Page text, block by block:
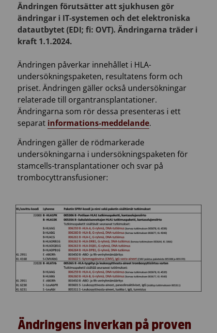
Ändringen förutsätter att sjukhusen gör
ändringar i IT-systemen och det elektroniska
datautbytet (EDI; fi: OVT). Ändringarna träder i
kraft 1.1.2024.
Ändringen påverkar innehållet i HLA-
undersökningspaketen, resultatens form och
priset. Ändringen gäller också undersökningar
relaterade till organtransplantationer.
Ändringarna som rör dessa presenteras i ett
separat informations-meddelande.
Ändringen gäller de rödmarkerade
undersökningarna i undersökningspaketen för
stamcells-transplantationer och svar på
trombocyttransfusioner:
Ändringens inverkan på proven